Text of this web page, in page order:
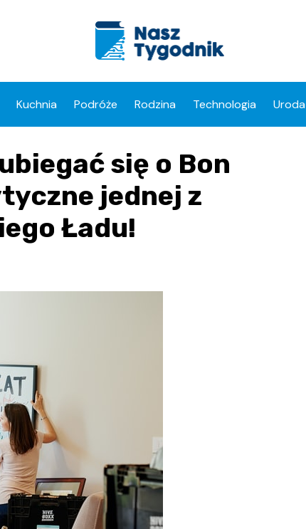
Kuchnia Podróże Rodzina Technologia Uroda
się o Bon
jednej z
Ładu!